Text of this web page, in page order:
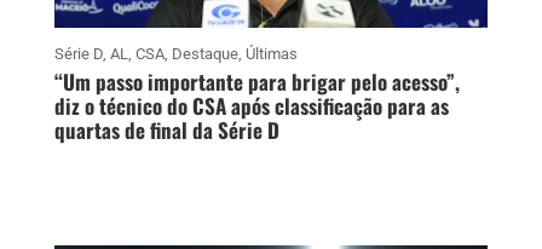
Série D, AL, CSA, Destaque, Últimas
“Um passo importante para brigar pelo acesso”,
diz o técnico do CSA após classificação para as
quartas de final da Série D